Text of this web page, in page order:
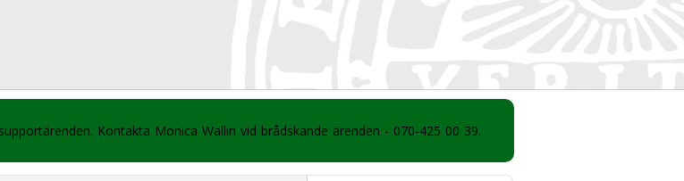
Kontakta Monica Wallin vid brådskande ärenden - 070-425 00 39.